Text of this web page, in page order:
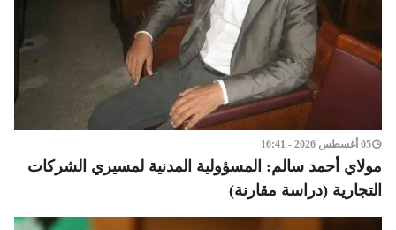
05 أغسطس 2026 - 16:41
مولاي أحمد سالم: المسؤولية المدنية لمسيري الشركات
التجارية (دراسة مقارنة)